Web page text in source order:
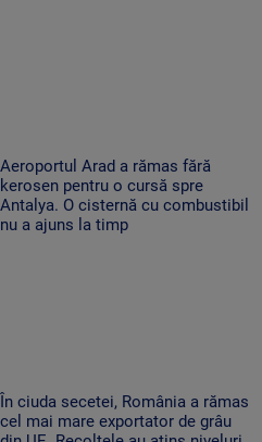
Aeroportul Arad a rămas fără
kerosen pentru o cursă spre
Antalya. O cisternă cu combustibil
nu a ajuns la timp
În ciuda secetei, România a rămas
cel mai mare exportator de grâu